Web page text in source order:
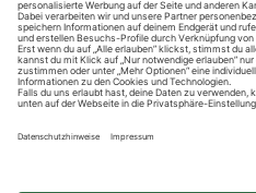
Privatsphäre-